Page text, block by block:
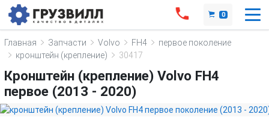
0
Главная Запчасти Volvo FH4
первое поколение
кронштейн (крепление)
30417
Кронштейн (крепление) Volvo FH4
первое (2013 - 2020)